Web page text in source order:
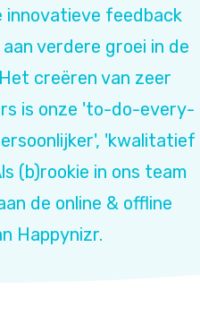
innovatieve feedback
verdere groei in de
creëren van zeer
is onze 'to-do-every-
'kwalitatief
(b)rookie in ons team
de online & offline
Happynizr.